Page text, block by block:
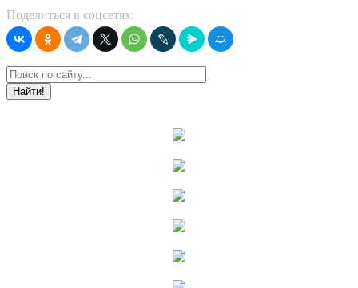
Поделиться в соцсетях:
Найти!